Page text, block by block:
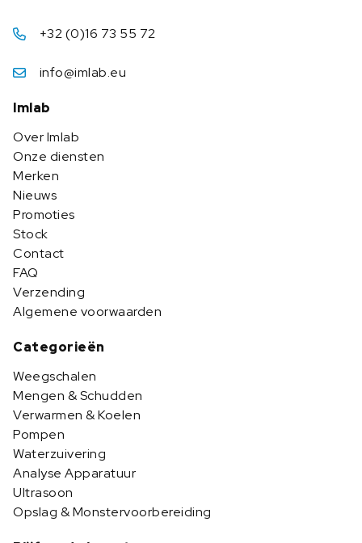
+32 (0)16 73 55 72
info@imlab.eu
Imlab
Over Imlab
Onze diensten
Merken
Nieuws
Promoties
Stock
Contact
FAQ
Verzending
Algemene voorwaarden
Categorieën
Weegschalen
Mengen & Schudden
Verwarmen & Koelen
Pompen
Waterzuivering
Analyse Apparatuur
Ultrasoon
Opslag & Monstervoorbereiding